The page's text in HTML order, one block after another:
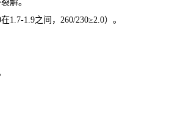
解。
在1.7-1.9之间， 260/230≥2.0） 。